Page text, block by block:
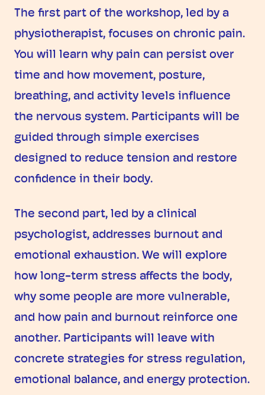
The first part of the workshop, led by a
physiotherapist, focuses on chronic pain.
You will learn why pain can persist over
time and how movement, posture,
breathing, and activity levels influence
the nervous system. Participants will be
guided through simple exercises
designed to reduce tension and restore
confidence in their body.
The second part, led by a clinical
psychologist, addresses burnout and
emotional exhaustion. We will explore
how long-term stress affects the body,
why some people are more vulnerable,
and how pain and burnout reinforce one
another. Participants will leave with
concrete strategies for stress regulation,
emotional balance, and energy protection.